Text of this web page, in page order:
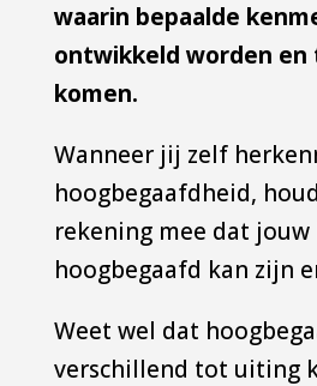
waarin bepaalde
ontwikkeld worden
komen.
Wanneer jij zelf
hoogbegaafdheid,
rekening mee dat
hoogbegaafd kan zijn
Weet wel dat
verschillend tot uiting